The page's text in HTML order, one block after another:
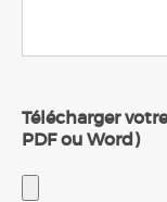
Télécharger
PDF ou Word)